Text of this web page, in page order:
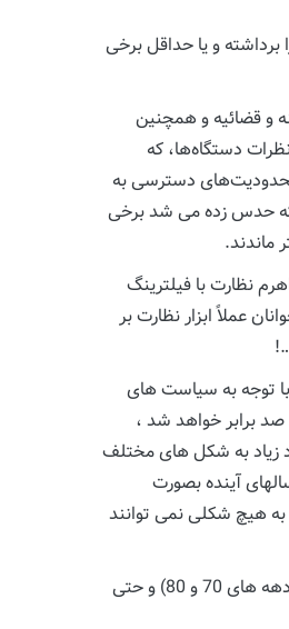
برداشته و یا حداقل برخی
و قضائیه و همچنین
دستگاه‌ها، که
محدودیت‌های دسترسی به
که حدس زده می شد برخی
ماندند.
نظارت با فیلترینگ
عملاً ابزار نظارت بر
است و با توجه به سیاست های
برابر خواهد شد ،
زیاد به شکل های مختلف
آینده بصورت
ها هم به هیچ شکلی نمی توانند
تمام این اتفاقات ما را به یاد تجربه های تلخ و البته ناموفق دولت های پس از انقلاب در مقابله دولت با دستگاه های ویدئو (در دهه 60) و دیش های ماهواره (در دهه های 70 و 80) و حتی